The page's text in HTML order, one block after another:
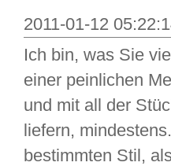
2011-01-12
Ich bin, was Sie
einer peinlichen
und mit all der
liefern,
bestimmten Stil,